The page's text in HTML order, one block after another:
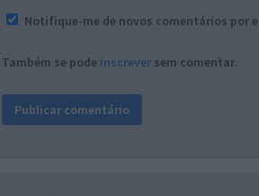
Notifique-me de novos comentários por
Também se pode inscrever sem comentar.